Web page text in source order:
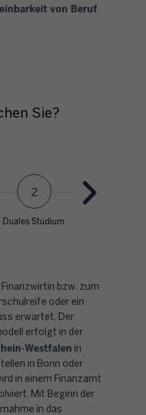
von Beruf
Sie?
2
Duales Studium
Finanzwirtin bzw. zum
oder ein
erwartet. Der
erfolgt in der
Westfalen in
in Bonn oder
in einem Finanzamt
Mit Beginn der
in das